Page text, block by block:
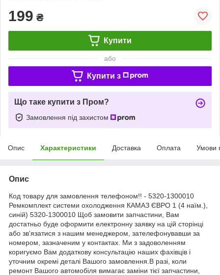
199 ₴
Купити
або
Купити з
Що таке купити з Пром?
Замовлення під захистом
Опис Характеристики Доставка Оплата Умови
Опис
Код товару для замовлення телефоном!! - 5320-1300010
Ремкомплект системи охолодження КАМАЗ ЄВРО 1 (4 наїм.),
синій) 5320-1300010 Щоб замовити запчастини, Вам
достатньо буде оформити електронну заявку на цій сторінці
або зв'язатися з нашим менеджером, зателефонувавши за
номером, зазначеним у контактах. Ми з задоволенням
коригуємо Вам додаткову консультацію наших фахівців і
уточним окремі деталі Вашого замовлення.В разі, коли
ремонт Вашого автомобіля вимагає заміни тієї запчастини,